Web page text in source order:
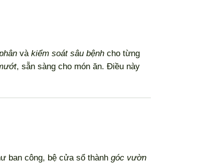
và kiểm soát sâu bệnh cho từng
, sẵn sàng cho món ăn. Điều này
ban công, bệ cửa sổ thành góc vườn